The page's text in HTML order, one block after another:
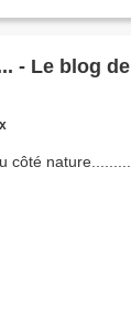
- Le blog